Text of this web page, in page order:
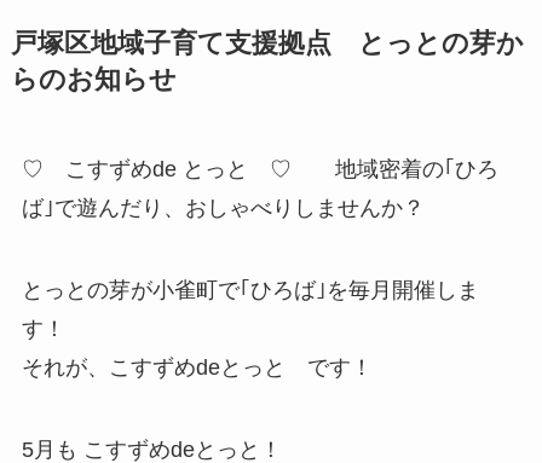
戸塚区地域子育て支援拠点 とっとの芽か
らのお知らせ
♡ こすずめde とっと ♡ 地域密着の｢ひろ
ば｣で遊んだり、おしゃべりしませんか？
とっとの芽が小雀町で｢ひろば｣を毎月開催しま
す！
それが、こすずめdeとっと です！
5月も こすずめdeとっと！